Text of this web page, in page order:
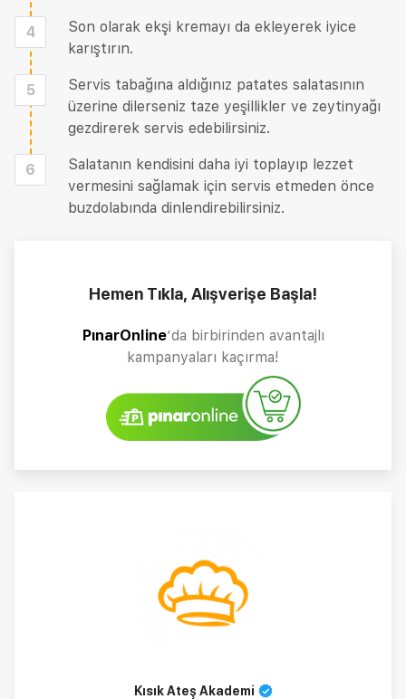
4
Son olarak ekşi kremayı da ekleyerek iyice
karıştırın.
5
Servis tabağına aldığınız patates salatasının
üzerine dilerseniz taze yeşillikler ve zeytinyağı
gezdirerek servis edebilirsiniz.
6
Salatanın kendisini daha iyi toplayıp lezzet
vermesini sağlamak için servis etmeden önce
buzdolabında dinlendirebilirsiniz.
Hemen Tıkla, Alışverişe Başla!
PınarOnline’da birbirinden avantajlı
kampanyaları kaçırma!
Kısık Ateş Akademi